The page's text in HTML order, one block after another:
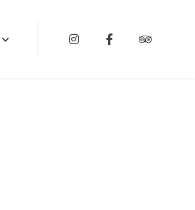
InstagramFacebook